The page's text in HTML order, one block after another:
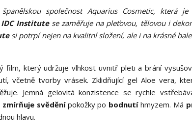
společnost Aquarius Cosmetic, která
IDC Institutese zaměřuje na pleťovou, tělovou i
si potrpí nejen na kvalitní složení, ale i na krásné
film, který udržuje vlhkost uvnitř pleti a brání
včetně tvorby vrásek. Zklidňující gel Aloe vera,
Jemná gelovitá konzistence se rychle
zmírňuje svědění pokožky po bodnutíhmyzem. Má
hlavu.